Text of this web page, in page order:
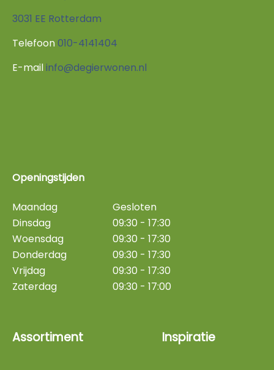
3031 EE Rotterdam
Telefoon 010-4141404
E-mailinfo@degierwonen.nl
Openingstijden
Maandag
Gesloten
Dinsdag
09:30 - 17:30
Woensdag
09:30 - 17:30
Donderdag
09:30 - 17:30
Vrijdag
09:30 - 17:30
Zaterdag
09:30 - 17:00
Assortiment Inspiratie